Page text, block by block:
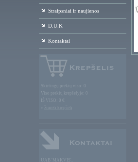
Straipsniai ir naujienos
D.U.K
Kontaktai
Skirtingų prekių viso: 0
Viso prekių krepšelyje: 0
IŠ VISO: 0 €
» žiūrėti krepšelį
UAB 'MAKVIS',